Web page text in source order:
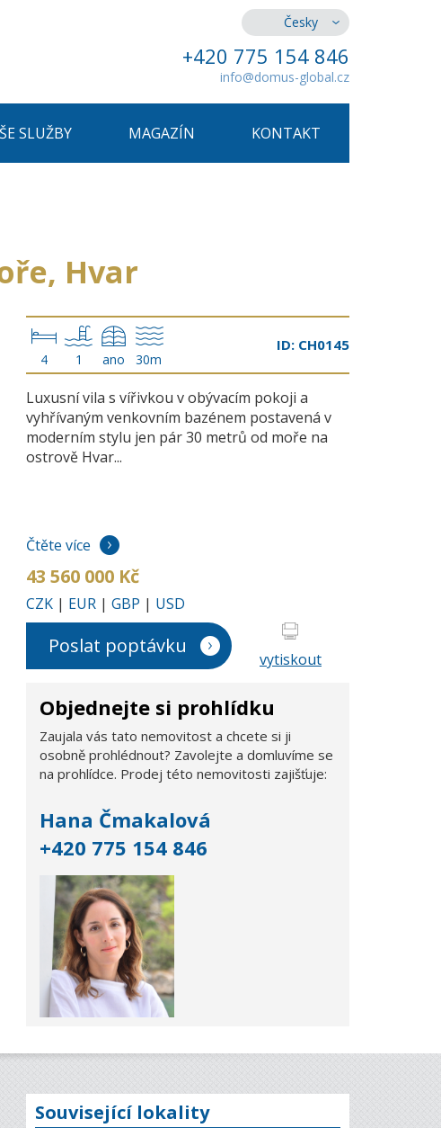
Česky
+420 775 154 846
info@domus-global.cz
SLUŽBY MAGAZÍN KONTAKT
Hvar
4 1 ano 30m
ID: CH0145
Luxusní vila s vířivkou v obývacím pokoji a
vyhřívaným venkovním bazénem postavená v
moderním stylu jen pár 30 metrů od moře na
ostrově Hvar...
Čtěte více
43 560 000 Kč
CZK | EUR | GBP | USD
Poslat poptávku
vytiskout
Objednejte si prohlídku
Zaujala vás tato nemovitost a chcete si ji
osobně prohlédnout? Zavolejte a domluvíme se
na prohlídce. Prodej této nemovitosti zajišťuje:
Hana Čmakalová
+420 775 154 846
Související lokality